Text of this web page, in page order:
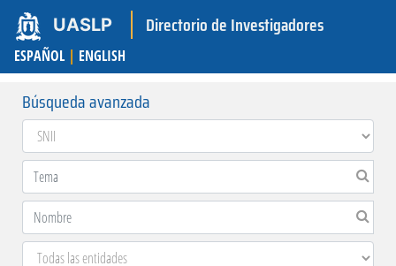
UASLP Directorio de Investigadores
ESPAÑOL | ENGLISH
Búsqueda avanzada